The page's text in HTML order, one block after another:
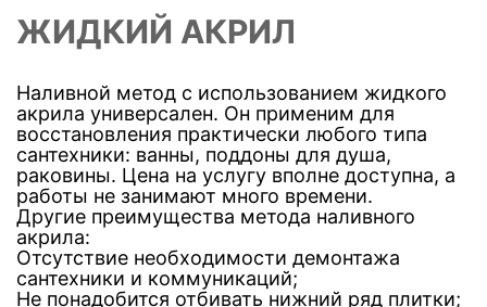
ЖИДКИЙ АКРИЛ
Наливной метод с использованием жидкого
акрила универсален. Он применим для
восстановления практически любого типа
сантехники: ванны, поддоны для душа,
раковины. Цена на услугу вполне доступна, а
работы не занимают много времени.
Другие преимущества метода наливного
акрила:
Отсутствие необходимости демонтажа
сантехники и коммуникаций;
Не понадобится отбивать нижний ряд плитки;